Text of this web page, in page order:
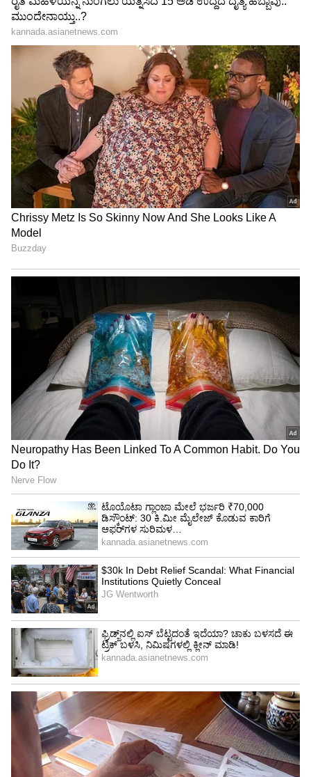
ಸಾಯಬೇಕೆಂದು ಆಕೆಯ ಕತ್ತು ಹಿಸುಕಿದ್ದಾನೆ ಎನ್ನಲಾಗಿದೆ.
ಪರಿಣಾಮವಾಗಿ ಭವಾನಿ ಸ್ಥಳದಲ್ಲೇ ಸಾವನ್ನಪ್ಪಿದ್ದಾಳೆ. ಆದರೆ
ವಿಷ ಕುಡಿದಂತೆ ನಾಟಕವಾಡಿದ್ದ ಪ್ರಿಯಕರ ಮಾತ್ರ ಸಾವಿನಿಂದ
ಪಾರಾಗಿದ್ದು, ಆಸ್ಪತ್ರೆಯಲ್ಲಿ ಚಿಕಿತ್ಸೆ ಪಡೆಯುತ್ತಿದ್ದಾನೆ.
Trade Deal | Party Rounds